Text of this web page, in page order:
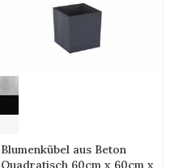
Blumenkübel aus Beton
Quadratisch 60cm x 60cm x